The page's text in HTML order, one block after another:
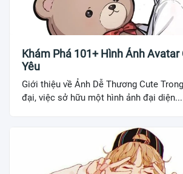
Khám Phá 101+ Hình Ảnh
Yêu
Giới thiệu về Ảnh Dễ Thương Cute
đại, việc sở hữu một hình ảnh đại diện...